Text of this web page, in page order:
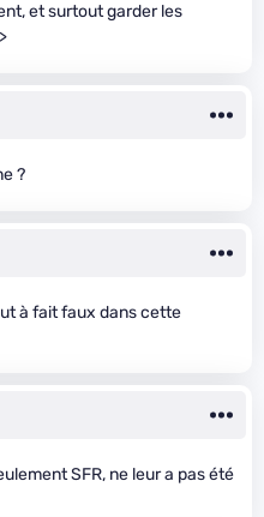
et surtout garder les
?
à fait faux dans cette
SFR, ne leur a pas été